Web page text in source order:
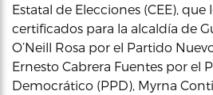
Estatal de Elecciones (CEE),
certificados para la alcaldía de
O’Neill Rosa por el Partido
Ernesto Cabrera Fuentes por el
Democrático (PPD), Myrna